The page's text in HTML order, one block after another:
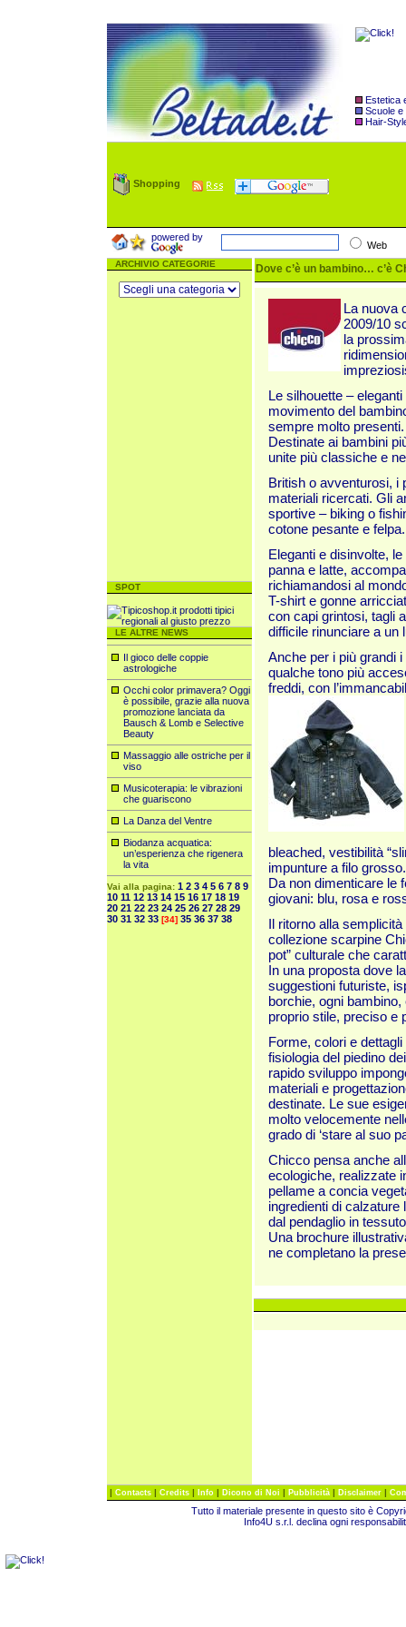
Estetica
Scuole e
Hair-
Shopping
powered by
Web
ARCHIVIO CATEGORIE
SPOT
LE ALTRE NEWS
Il gioco delle coppie
astrologiche
Occhi color primavera? Oggi
è possibile, grazie alla nuova
promozione lanciata da
Bausch & Lomb e Selective
Beauty
Massaggio alle ostriche per il
viso
Musicoterapia: le vibrazioni
che guariscono
La Danza del Ventre
Biodanza acquatica:
un’esperienza che rigenera
la vita
Vai alla pagina: 1 2 3 4 5 6 7 8 9
10 11 12 13 14 15 16 17 18 19
20 21 22 23 24 25 26 27 28 29
30 31 32 33 [34] 35 36 37 38
Dove c’è un bambino… c’è
La nuova
2009/10
la
Le silhouette –
movimento del
sempre molto presenti.
Destinate ai bambini
unite più classiche e
British o avventurosi, i
materiali ricercati. Gli
sportive – biking o
cotone pesante e felpa.
Eleganti e disinvolte,
panna e latte,
richiamandosi al
T-shirt e gonne
con capi grintosi, tagli
difficile rinunciare a un
Anche per i più grandi
qualche tono più
freddi, con
bleached, vestibilità
impunture a filo grosso.
Da non dimenticare le
giovani: blu, rosa e
Il ritorno alla
collezione scarpine
pot” culturale che
In una proposta dove
suggestioni futuriste,
borchie, ogni
proprio stile, preciso e
Forme, colori e
fisiologia del piedino
rapido sviluppo
materiali e
destinate. Le sue
molto velocemente
grado di ‘stare al suo
Chicco pensa anche
ecologiche, realizzate
pellame a concia
ingredienti di
dal pendaglio in
Una brochure
ne completano la
| Contacts | Credits | Info | Dicono di Noi | Pubblicità | Disclaimer |
Tutto il materiale presente in questo sito è
Info4U s.r.l. declina ogni